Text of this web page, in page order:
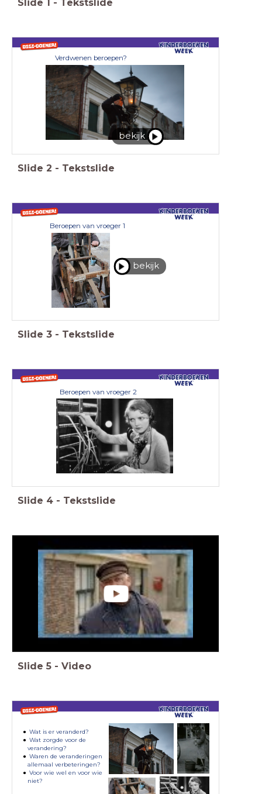
Slide - Tekstslide
Verdwenen beroepen?
bekijk
Slide 2 - Tekstslide
Beroepen van vroeger 1
bekijk
Slide 3 - Tekstslide
Beroepen van vroeger 2
Slide 4 - Tekstslide
Slide 5 - Video
Wat is er veranderd?
Wat zorgde voor de
verandering?
Waren de veranderingen
allemaal verbeteringen?
Voor wie wel en voor wie
niet?